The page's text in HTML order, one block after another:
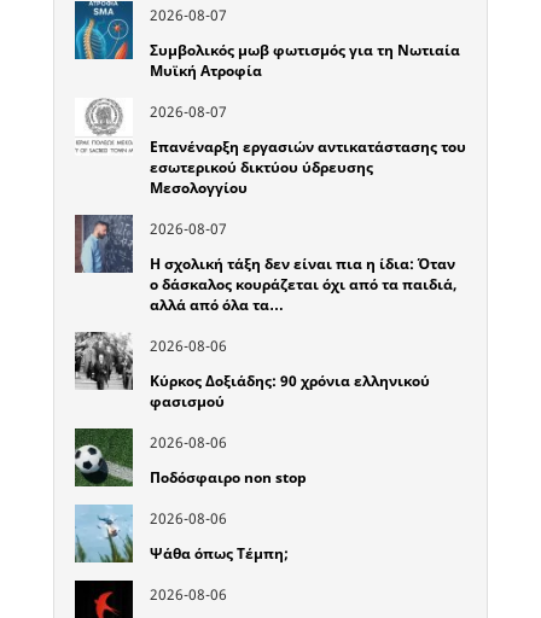
2026-08-07
Συμβολικός μωβ φωτισμός για τη Νωτιαία
Μυϊκή Ατροφία
2026-08-07
Επανέναρξη εργασιών αντικατάστασης του
εσωτερικού δικτύου ύδρευσης
Μεσολογγίου
2026-08-07
Η σχολική τάξη δεν είναι πια η ίδια: Όταν
ο δάσκαλος κουράζεται όχι από τα παιδιά,
αλλά από όλα τα…
2026-08-06
Κύρκος Δοξιάδης: 90 χρόνια ελληνικού
φασισμού
2026-08-06
Ποδόσφαιρο non stop
2026-08-06
Ψάθα όπως Τέμπη;
2026-08-06